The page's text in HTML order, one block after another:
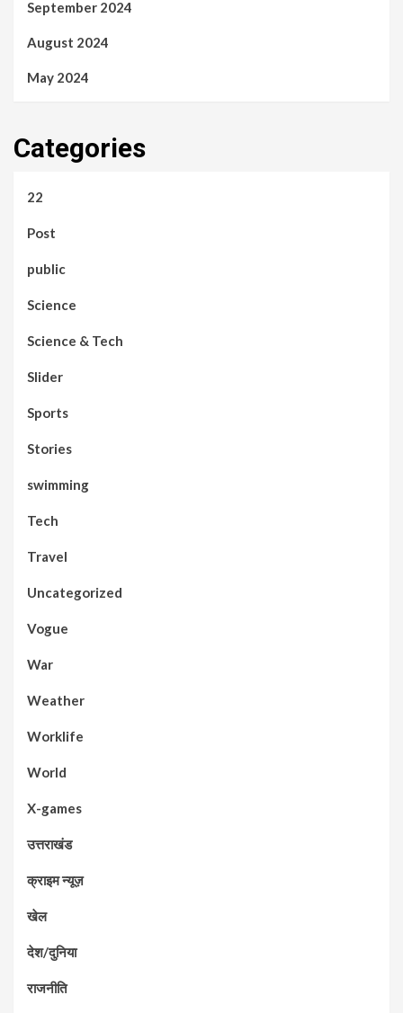
September 2024
August 2024
May 2024
Categories
22
Post
public
Science
Science & Tech
Slider
Sports
Stories
swimming
Tech
Travel
Uncategorized
Vogue
War
Weather
Worklife
World
X-games
उत्तराखंड
क्राइम न्यूज़
खेल
देश/दुनिया
राजनीति